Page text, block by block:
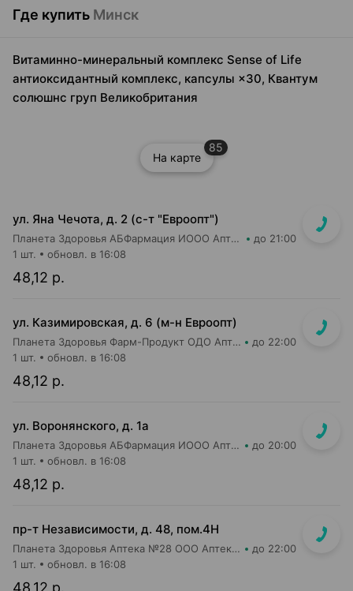
Где купить Минск
Витаминно-минеральный комплекс Sense of Life
антиоксидантный комплекс, капсулы ×30, Квантум
солюшнс груп Великобритания
На карте
85
ул. Яна Чечота, д. 2 (с-т "Евроопт")
Планета Здоровья АБФармация ИООО Аптека №26 до 21:00
48,12 р.
1 шт. обновл. в 16:08
ул. Казимировская, д. 6 (м-н Евроопт)
Планета Здоровья Фарм-Продукт ОДО Аптека №7 до 22:00
48,12 р.
1 шт. обновл. в 16:08
ул. Воронянского, д. 1а
Планета Здоровья АБФармация ИООО Аптека №15 до 20:00
48,12 р.
1 шт. обновл. в 16:08
пр-т Независимости, д. 48, пом.4Н
Планета Здоровья Аптека №28 ООО Аптека №1 до 22:00
48,12 р.
1 шт. обновл. в 16:08